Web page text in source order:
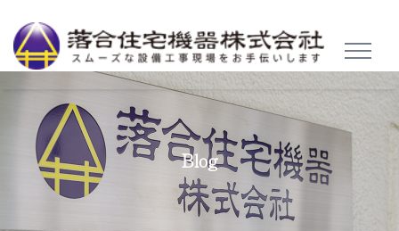
Blog